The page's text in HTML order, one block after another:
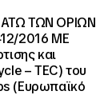
ΤΩΝ ΟΡΙΩΝ
2016 ΜΕ
και
– TEC) του
(Ευρωπαϊκό